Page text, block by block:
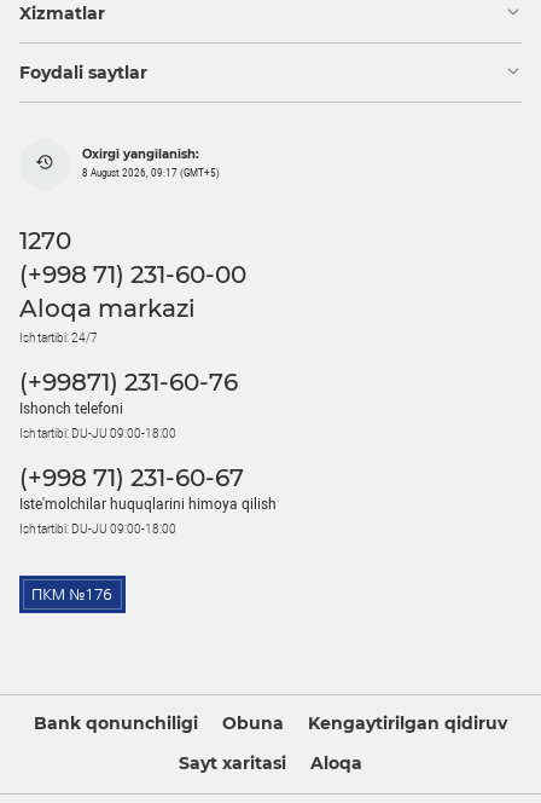
Xizmatlar
Foydali saytlar
Oxirgi yangilanish:
8 August 2026, 09:17 (GMT+5)
1270
(+998 71) 231-60-00
Aloqa markazi
Ish tartibi: 24/7
(+99871) 231-60-76
Ishonch telefoni
Ish tartibi: DU-JU 09:00-18:00
(+998 71) 231-60-67
Iste'molchilar huquqlarini himoya qilish
Ish tartibi: DU-JU 09:00-18:00
Bank qonunchiligi Obuna
Kengaytirilgan qidiruv
Sayt xaritasi
Aloqa